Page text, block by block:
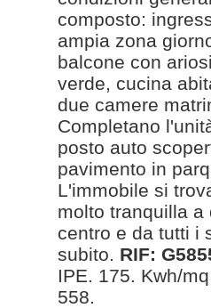
composto:
ampia zona
balcone con
verde, cucina
due camere
Completano
posto auto
pavimento in
L'immobile si
molto tranquilla a
centro e da tutti i
subito. RIF:
IPE. 175. Kwh/
558.